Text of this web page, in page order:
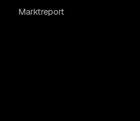
Marktreport